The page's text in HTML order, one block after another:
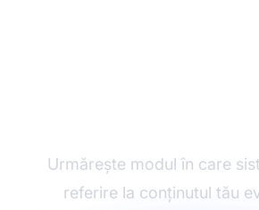
Urmărește modul în care
referire la conținutul tău